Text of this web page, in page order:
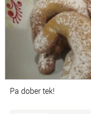
Pa dober tek!